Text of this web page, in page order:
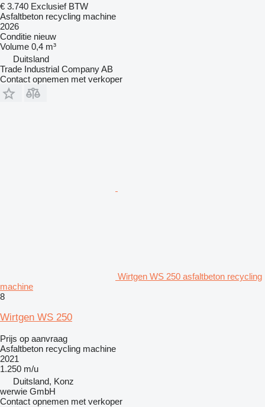
€ 3.740 Exclusief BTW
Asfaltbeton recycling machine
2026
Conditie nieuw
Volume 0,4 m³
Duitsland
Trade Industrial Company AB
Contact opnemen met verkoper
Wirtgen WS 250 asfaltbeton recycling
machine
8
Wirtgen WS 250
Prijs op aanvraag
Asfaltbeton recycling machine
2021
1.250 m/u
Duitsland, Konz
werwie GmbH
Contact opnemen met verkoper